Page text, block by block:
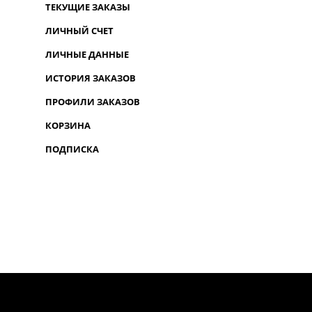
ТЕКУЩИЕ ЗАКАЗЫ
ЛИЧНЫЙ СЧЕТ
ЛИЧНЫЕ ДАННЫЕ
ИСТОРИЯ ЗАКАЗОВ
ПРОФИЛИ ЗАКАЗОВ
КОРЗИНА
ПОДПИСКА